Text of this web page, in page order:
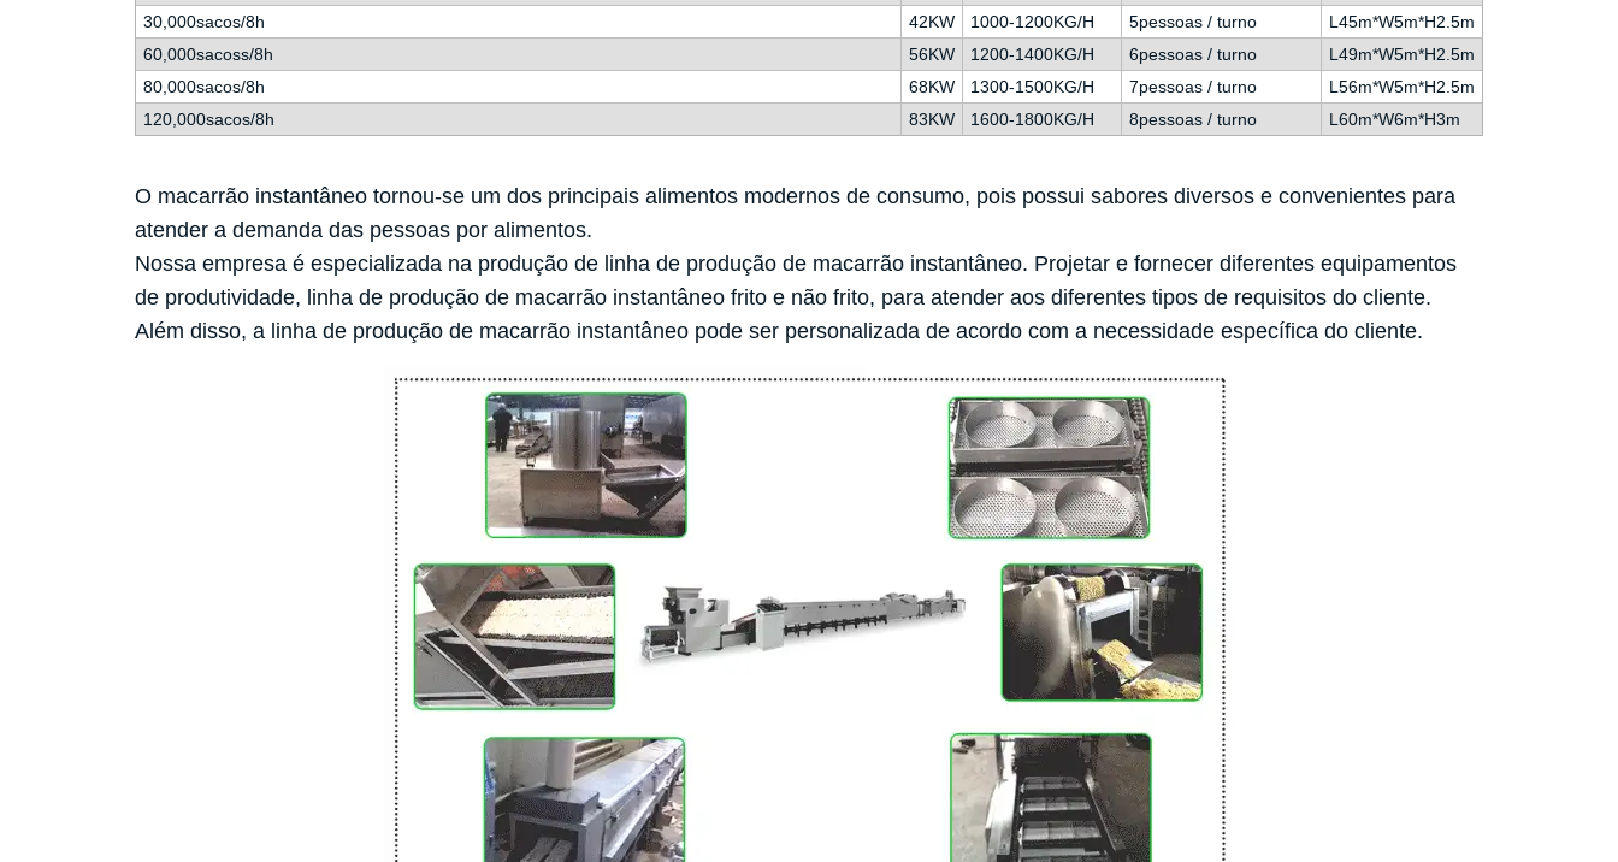
30,000sacos/8h 42KW 1000-1200KG/H 5pessoas / turno
L45m*W5m*H2.5m
60,000sacoss/8h
56KW 1200-1400KG/H 6pessoas / turno
L49m*W5m*H2.5m
80,000sacos/8h
68KW 1300-1500KG/H 7pessoas / turno
L56m*W5m*H2.5m
120,000sacos/8h
83KW 1600-1800KG/H 8pessoas / turno L60m*W6m*H3m
O macarrão instantâneo tornou-se um dos principais alimentos modernos de consumo, pois possui sabores diversos e convenientes para
atender a demanda das pessoas por alimentos.
Nossa empresa é especializada na produção de linha de produção de macarrão instantâneo. Projetar e fornecer diferentes equipamentos
de produtividade, linha de produção de macarrão instantâneo frito e não frito, para atender aos diferentes tipos de requisitos do cliente.
Além disso, a linha de produção de macarrão instantâneo pode ser personalizada de acordo com a necessidade específica do cliente.